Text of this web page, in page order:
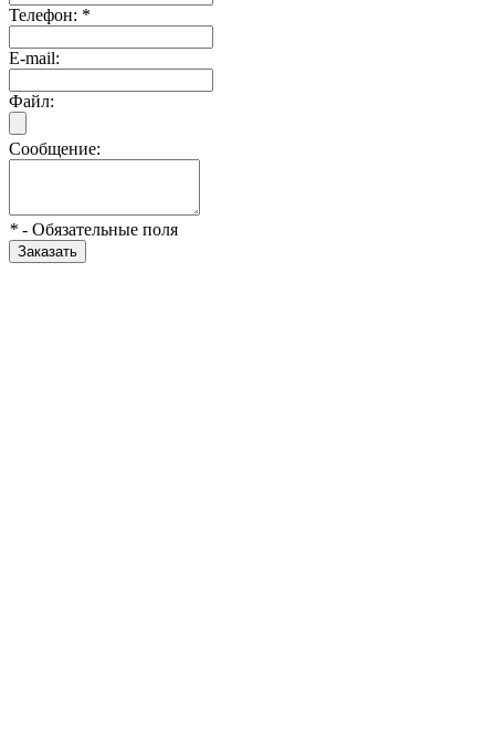
Телефон: *
E-mail:
Файл:
Сообщение:
* - Обязательные поля
Заказать